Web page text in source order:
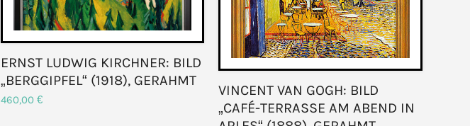
ERNST LUDWIG KIRCHNER: BILD
„BERGGIPFEL“ (1918), GERAHMT
460,00 €
VINCENT VAN GOGH: BILD
„CAFÉ-TERRASSE AM ABEND IN